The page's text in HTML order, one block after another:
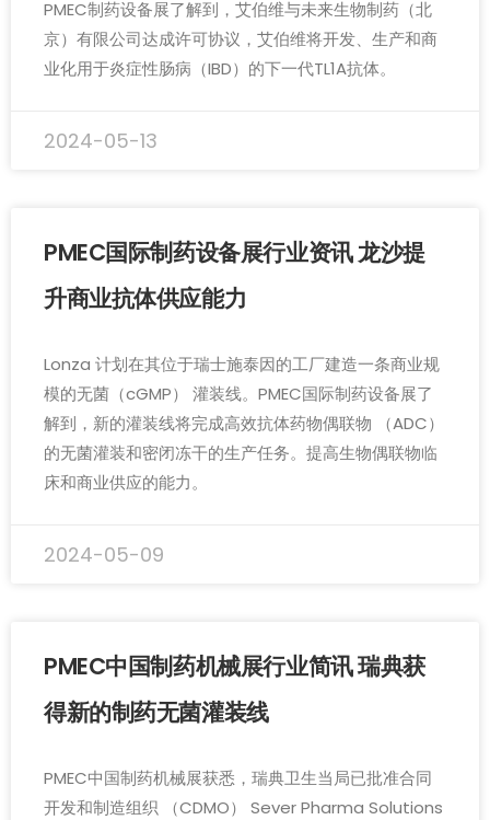
PMEC制药设备展了解到，艾伯维与未来生物制药（北
京）有限公司达成许可协议，艾伯维将开发、生产和商
业化用于炎症性肠病（IBD）的下一代TL1A抗体。
2024-05-13
PMEC国际制药设备展行业资讯 龙沙提
升商业抗体供应能力
Lonza 计划在其位于瑞士施泰因的工厂建造一条商业规
模的无菌（cGMP） 灌装线。PMEC国际制药设备展了
解到，新的灌装线将完成高效抗体药物偶联物 （ADC）
的无菌灌装和密闭冻干的生产任务。提高生物偶联物临
床和商业供应的能力。
2024-05-09
PMEC中国制药机械展行业简讯 瑞典获
得新的制药无菌灌装线
PMEC中国制药机械展获悉，瑞典卫生当局已批准合同
开发和制造组织 （CDMO） Sever Pharma Solutions